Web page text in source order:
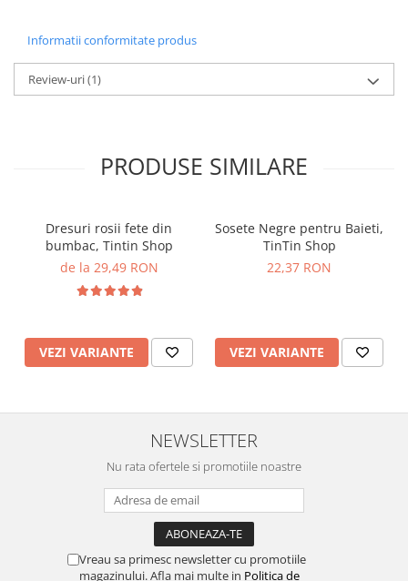
Informatii conformitate produs
Review-uri(1)
PRODUSE SIMILARE
Dresuri rosii fete din
bumbac, Tintin Shop
de la 29,49 RON
VEZI VARIANTE
Sosete Negre pentru Baieti,
TinTin Shop
22,37 RON
VEZI VARIANTE
NEWSLETTER
Nu rata ofertele si promotiile noastre
Vreau sa primesc newsletter cu promotiile
magazinului. Afla mai multe in Politica de